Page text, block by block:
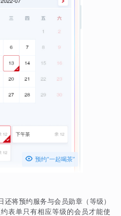
 预约“一起喝茶”
将预约服务与会员勋章（等级）
表单只有相应等级的会员才能使